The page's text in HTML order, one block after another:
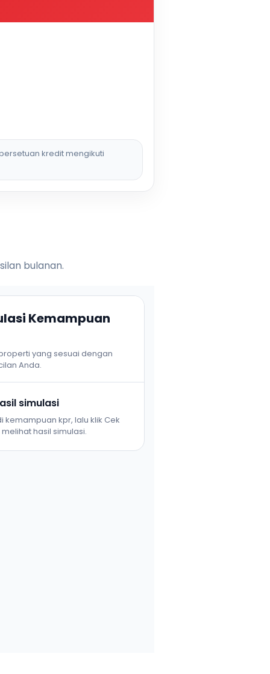
kredit mengikuti
bulanan.
Kemampuan
yang sesuai dengan
Anda.
simulasi
kemampuan kpr, lalu klik Cek
hasil simulasi.